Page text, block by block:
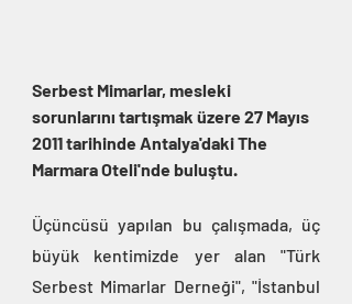
Serbest Mimarlar, mesleki
sorunlarını tartışmak üzere 27 Mayıs
2011 tarihinde Antalya'daki The
Marmara Oteli'nde buluştu.
Üçüncüsü yapılan bu çalışmada, üç
büyük kentimizde yer alan "Türk
Serbest Mimarlar Derneği", "İstanbul